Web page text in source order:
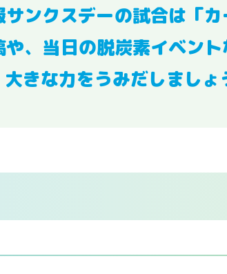
ンクスデーの試合は「
、当日の脱炭素イベン
きな力をうみだしましょ